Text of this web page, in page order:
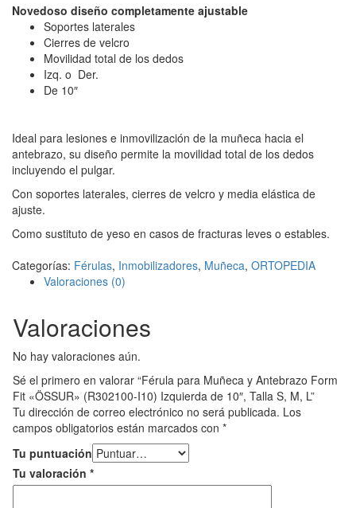
Novedoso diseño completamente ajustable
Soportes laterales
Cierres de velcro
Movilidad total de los dedos
Izq. o Der.
De 10″
Ideal para lesiones e inmovilización de la muñeca hacia el
antebrazo, su diseño permite la movilidad total de los dedos
incluyendo el pulgar.
Con soportes laterales, cierres de velcro y media elástica de
ajuste.
Como sustituto de yeso en casos de fracturas leves o estables.
Categorías: Férulas, Inmobilizadores, Muñeca, ORTOPEDIA
Valoraciones (0)
Valoraciones
No hay valoraciones aún.
Sé el primero en valorar “Férula para Muñeca y Antebrazo Form
Fit «ÖSSUR» (R302100-I10) Izquierda de 10″, Talla S, M, L”
Tu dirección de correo electrónico no será publicada. Los
campos obligatorios están marcados con *
Tu puntuación
Tu valoración *